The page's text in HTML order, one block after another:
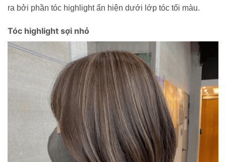
ra bởi phần tóc highlight ẩn hiện dưới lớp tóc tối màu.
Tóc highlight sợi nhỏ